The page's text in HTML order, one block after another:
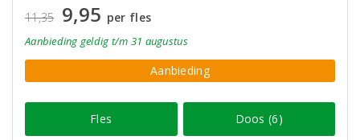
11,35 9,95 per fles
Aanbieding geldig t/m 31 augustus
Aanbieding
Fles Doos (6)